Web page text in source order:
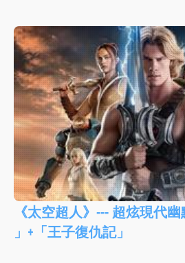
《太空超人》--- 超炫現代
」+「王子復仇記」